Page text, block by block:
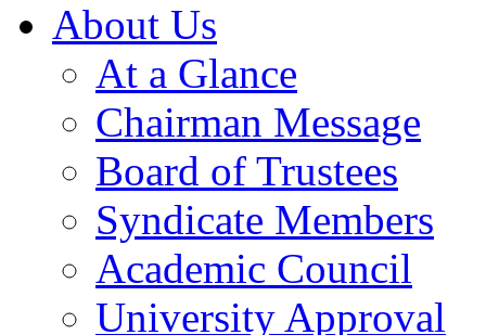
About Us
At a Glance
Chairman Message
Board of Trustees
Syndicate Members
Academic Council
University Approval